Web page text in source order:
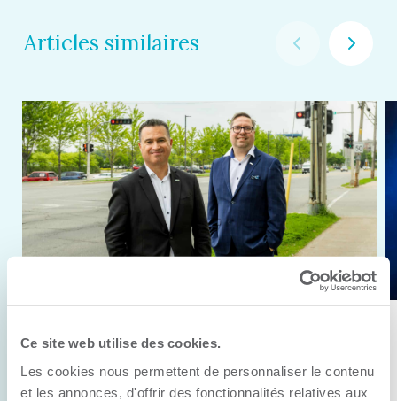
Ce site web utilise des cookies.
Les cookies nous permettent de personnaliser le contenu
et les annonces, d'offrir des fonctionnalités relatives aux
Articles similaires
Anick Métivier devient le nouveau
président de la CCI3R